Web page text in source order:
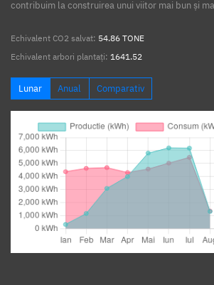
contribuim la construirea unui viitor mai bun și
Echivalent CO2 salvat: 54.86 TONE
Echivalent arbori plantați: 1641.52
Lunar Anual Comparativ